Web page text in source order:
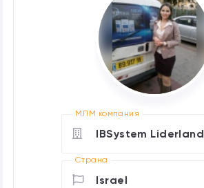
МЛМ компания
IBSystem Liderland
Страна
Israel